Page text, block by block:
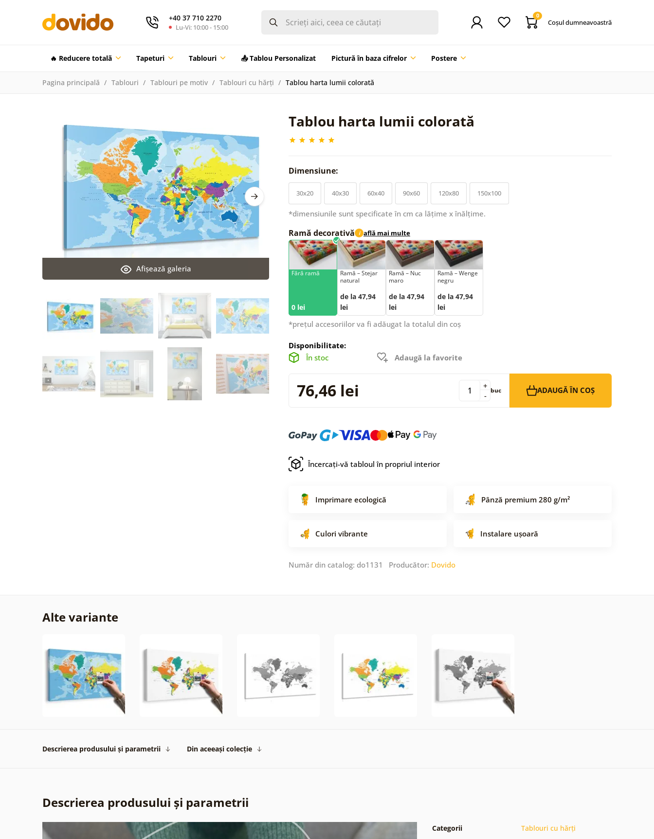
+40 37 710 2270
Lu-Vi: 10:00 - 15:00
0
Coşul dumneavoastră
🔥 Reducere totalã Tapeturi Tablouri 📤 Tablou Personalizat Pictură în baza cifrelor Postere
Pagina principală Tablouri Tablouri pe motiv Tablouri cu hărți Tablou harta lumii colorată
Tablou harta lumii colorată
Afişează galeria
Dimensiune:
30x20 40x30 60x40 90x60 120x80 150x100
*dimensiunile sunt specificate în cm ca lățime x înălțime.
Ramă decorativă i află mai multe
Fără ramă
0 lei
Ramă – Stejar
natural
de la 47,94
lei
Ramă – Nuc
maro
de la 47,94
lei
Ramă – Wenge
negru
de la 47,94
lei
*prețul accesoriilor va fi adăugat la totalul din coș
Disponibilitate:
În stoc
Adaugă la favorite
76,46 lei -
+ buc ADAUGĂ ÎN COȘ
Încercați-vă tabloul în propriul interior
Imprimare ecologică Pânză premium 280 g/m²
Culori vibrante Instalare ușoară
Număr din catalog: do1131 Producător: Dovido
Alte variante
Descrierea produsului și parametrii Din aceeași colecție
Descrierea produsului și parametrii
Categorii Tablouri cu hărți